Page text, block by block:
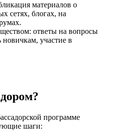
материалов о
сетях, блогах, на
ответы на вопросы
участие в
программе
шаги: